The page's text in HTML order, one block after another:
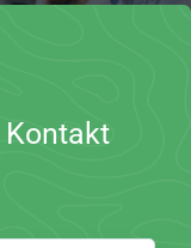
Kontakt